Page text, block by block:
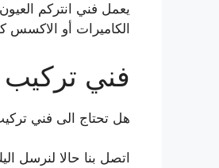
يعمل فني انتركم
الكاميرات أو الاكسس
فني تركيب
هل تحتاج الى فني
اتصل بنا حالا لنرسل